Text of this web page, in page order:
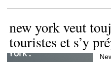
new york veut
touristes et s’y